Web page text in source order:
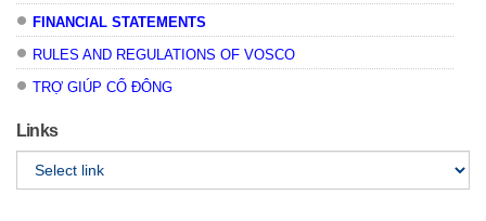
FINANCIAL STATEMENTS
RULES AND REGULATIONS OF VOSCO
TRỢ GIÚP CỔ ĐÔNG
Links